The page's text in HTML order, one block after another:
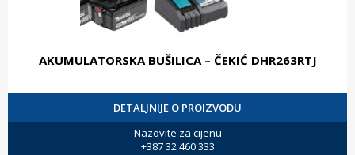
AKUMULATORSKA BUŠILICA – ČEKIĆ DHR263RTJ
DETALJNIJE O PROIZVODU
Nazovite za cijenu
+387 32 460 333